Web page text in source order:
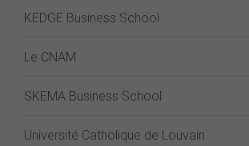
KEDGE Business School
Le CNAM
SKEMA Business School
Université Catholique de Louvain